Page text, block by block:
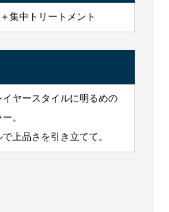
集中トリートメント
ヤースタイルに明るめの
。
上品さを引き立てて。